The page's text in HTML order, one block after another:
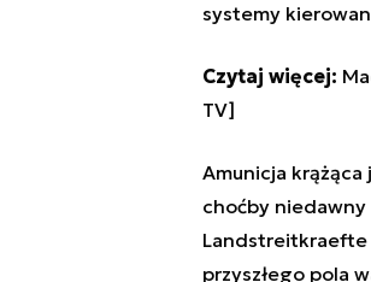
systemy
Czytaj więcej:
TV]
Amunicja
choćby
Landstreitkraefte
przyszłego pola